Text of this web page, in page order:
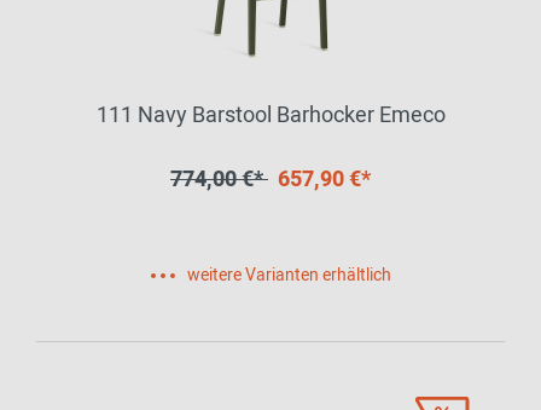
111 Navy Barstool Barhocker Emeco
774,00 €* 657,90 €*
weitere Varianten erhältlich